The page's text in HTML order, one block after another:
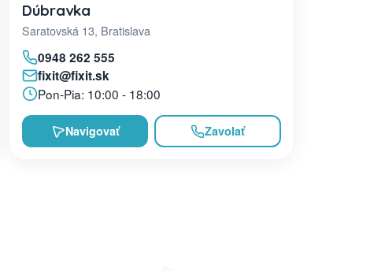
Dúbravka
Saratovská 13, Bratislava
0948 262 555
fixit@fixit.sk
Pon-Pia: 10:00 - 18:00
Navigovať Zavolať